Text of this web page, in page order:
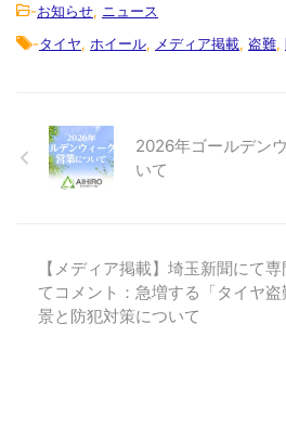
-お知らせ, ニュース
-タイヤ, ホイール, メディア掲載, 盗難,
2026年ゴールデン
いて
【メディア掲載】埼玉新聞にて
てコメント：急増する「タイヤ
景と防犯対策について